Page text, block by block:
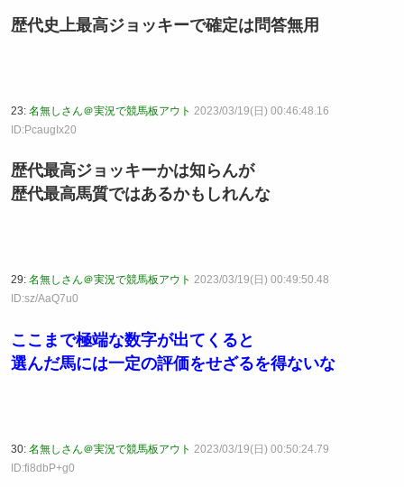
歴代史上最高ジョッキーで確定は問答無用
23: 名無しさん＠実況で競馬板アウト 2023/03/19(日) 00:46:48.16
ID:PcaugIx20
歴代最高ジョッキーかは知らんが
歴代最高馬質ではあるかもしれんな
29: 名無しさん＠実況で競馬板アウト 2023/03/19(日) 00:49:50.48
ID:sz/AaQ7u0
ここまで極端な数字が出てくると
選んだ馬には一定の評価をせざるを得ないな
30: 名無しさん＠実況で競馬板アウト 2023/03/19(日) 00:50:24.79
ID:fi8dbP+g0